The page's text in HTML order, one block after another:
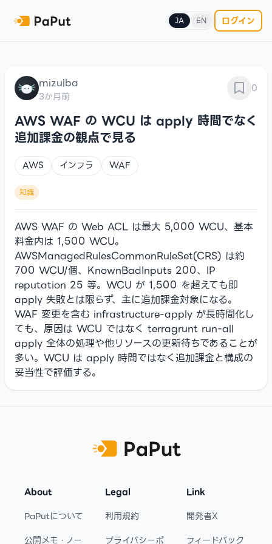
JA EN ログイン
mizulba
3か月前
0
AWS WAF の WCU は apply 時間でなく
追加課金の観点で見る
AWS インフラ WAF
知識
AWS WAF の Web ACL は最大 5,000 WCU、基本
料金内は 1,500 WCU。
AWSManagedRulesCommonRuleSet(CRS) は約
700 WCU/個、KnownBadInputs 200、IP
reputation 25 等。WCU が 1,500 を超えても即
apply 失敗とは限らず、主に追加課金対象になる。
WAF 変更を含む infrastructure-apply が長時間化し
ても、原因は WCU ではなく terragrunt run-all
apply 全体の処理や他リソースの更新待ちであることが
多い。WCU は apply 時間ではなく追加課金と構成の
妥当性で評価する。
About
PaPutについて
公開メモ・ノー
Legal
利用規約
プライバシーポ
Link
開発者X
フィードバック